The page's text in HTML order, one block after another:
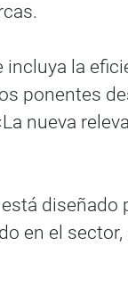
la
ponentes
nueva
diseñado
en el sector,